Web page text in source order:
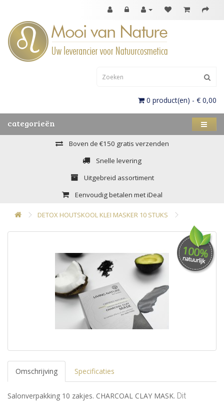
0 product(en) - € 0,00
categorieën
Boven de €150 gratis verzenden
Snelle levering
Uitgebreid assortiment
Eenvoudig betalen met iDeal
DETOX HOUTSKOOL KLEI MASKER 10 STUKS
Omschrijving Specificaties
Salonverpakking 10 zakjes. CHARCOAL CLAY MASK. Dit